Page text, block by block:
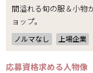
間溢れる旬の服＆小物
ョップ。
ノルマなし 上場企業
応募資格求める人物像